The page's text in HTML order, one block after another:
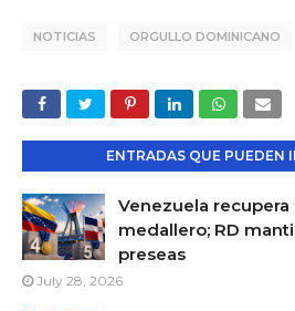
NOTICIAS ORGULLO DOMINICANO
ENTRADAS QUE PUEDEN
Venezuela
medallero; RD
preseas
July 28, 2026